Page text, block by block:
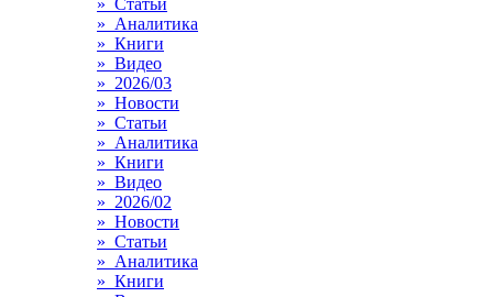
» Статьи
» Аналитика
» Книги
» Видео
» 2026/03
» Новости
» Статьи
» Аналитика
» Книги
» Видео
» 2026/02
» Новости
» Статьи
» Аналитика
» Книги